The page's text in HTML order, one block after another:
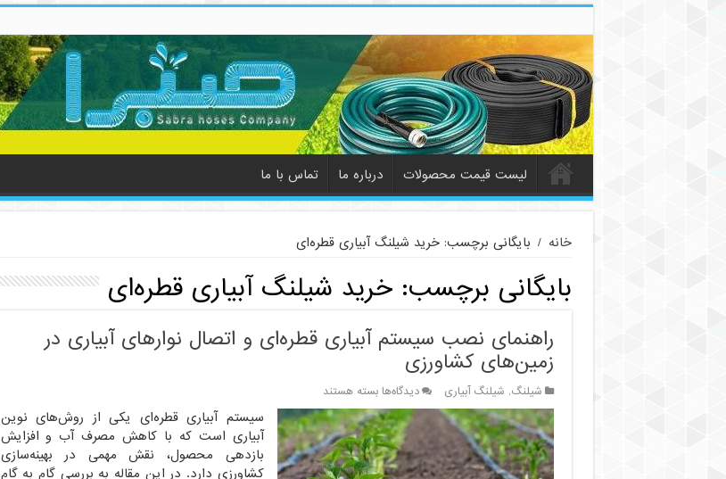
لیست قیمت محصولات درباره ما تماس با ما
خانه / بایگانی برچسب: خرید شیلنگ آبیاری قطره‌ای
بایگانی برچسب:خرید شیلنگ آبیاری قطره‌ای
راهنمای نصب سیستم آبیاری قطره‌ای و اتصال نوارهای آبیاری در
زمین‌های کشاورزی
شیلنگ, شیلنگ آبیاری دیدگاه‌هابرای
راهنمای
نصب
سیستم
آبیاری
قطره‌ای
بسته هستند
سیستم آبیاری قطره‌ای یکی از روش‌های نوین
آبیاری است که با کاهش مصرف آب و افزایش
بازدهی محصول، نقش مهمی در بهینه‌سازی
کشاورزی دارد. در این مقاله به بررسی گام به گام